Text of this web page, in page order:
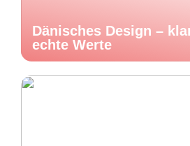
Dänisches Design –
echte Werte